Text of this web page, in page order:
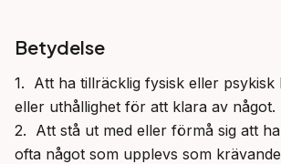
Betydelse
1.  Att ha tillräcklig fysisk eller psykisk
eller uthållighet för att klara av något.
2.  Att stå ut med eller förmå sig att
ofta något som upplevs som